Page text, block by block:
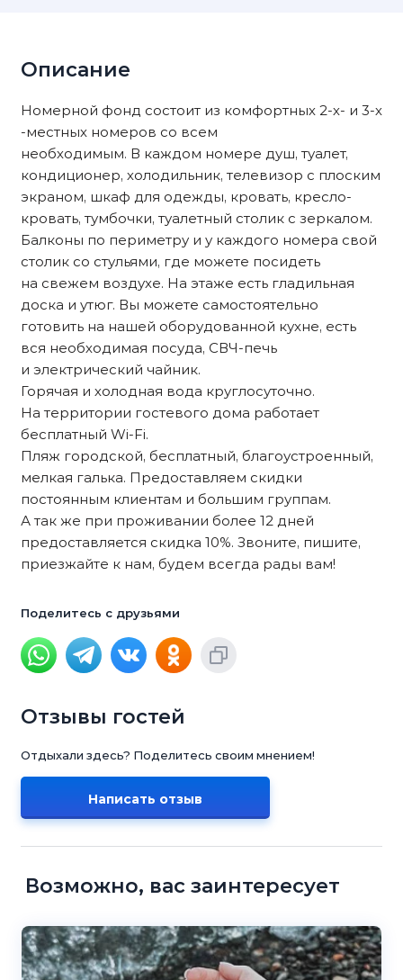
Описание
Номерной фонд состоит из комфортных 2-х- и 3-х
-местных номеров со всем
необходимым. В каждом номере душ, туалет,
кондиционер, холодильник, телевизор с плоским
экраном, шкаф для одежды, кровать, кресло-
кровать, тумбочки, туалетный столик с зеркалом.
Балконы по периметру и у каждого номера свой
столик со стульями, где можете посидеть
на свежем воздухе. На этаже есть гладильная
доска и утюг. Вы можете самостоятельно
готовить на нашей оборудованной кухне, есть
вся необходимая посуда, СВЧ-печь
и электрический чайник.
Горячая и холодная вода круглосуточно.
На территории гостевого дома работает
бесплатный Wi-Fi.
Пляж городской, бесплатный, благоустроенный,
мелкая галька. Предоставляем скидки
постоянным клиентам и большим группам.
А так же при проживании более 12 дней
предоставляется скидка 10%. Звоните, пишите,
приезжайте к нам, будем всегда рады вам!
Поделитесь с друзьями
Отзывы гостей
Отдыхали здесь? Поделитесь своим мнением!
Написать отзыв
Возможно, вас заинтересует